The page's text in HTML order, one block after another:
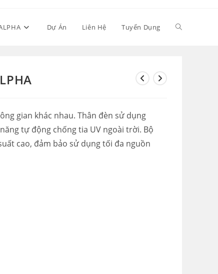
Dự Án Liên Hệ Tuyển Dụng Toggle
gian khác nhau. Thân đèn sử dụng
tự động chống tia UV ngoài trời. Bộ
cao, đảm bảo sử dụng tối đa nguồn